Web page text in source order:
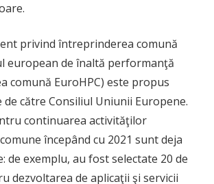
privind întreprinderea comună
european de înaltă performanţă
comună EuroHPC) este propus
către Consiliul Uniunii Europene.
continuarea activităţilor
începând cu 2021 sunt deja
de exemplu, au fost selectate 20 de
dezvoltarea de aplicaţii şi servicii